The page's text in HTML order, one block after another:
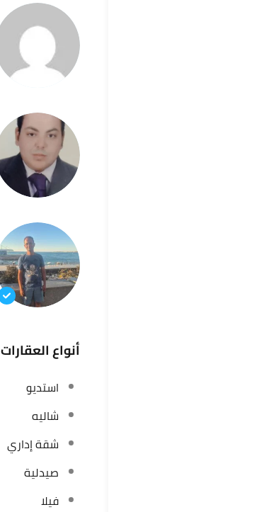
أنواع العقارات
استديو
شاليه
شقة إداري
صيدلية
فيلا